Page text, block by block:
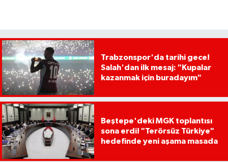
Trabzonspor'da tarihi gece!
Salah'dan ilk mesaj: "Kupalar
kazanmak için buradayım"
Beştepe'deki MGK toplantısı
sona erdi! "Terörsüz Türkiye"
hedefinde yeni aşama masada